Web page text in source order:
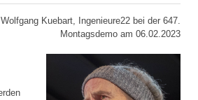
Kuebart, Ingenieure22 bei der 647.
Montagsdemo am 06.02.2023